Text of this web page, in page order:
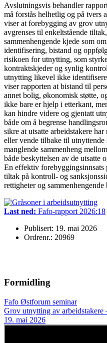
Avslutningsvis behandler
må forstås helhetlig og på tvers
viser at forebygging av grov
avgrenses til enkeltstående
sammenhengende kjede som
identifisering, bistand og
risikoen for utnytting, som
kontraktskjeder og synlig
utnytting likevel ikke
viser rapporten at bistand til
annet bolig, økonomisk støtte,
ikke bare er hjelp i etterkant,
kan hindre videre og gjentatt
både om å begrense
sikre at utsatte arbeidstakere
eller vende tilbake til utnyttende
manglende sammenheng
både beskyttelsen av de utsatte
En effektiv forebyggingsinnsats
tiltak på kontroll- og
rettigheter og sammenhengende
Last ned: Fafo-rapport 2026:18
Publisert: 19. mai 2026
Ordrenr.: 20969
Formidling
Fafo Østforum seminar
Grov utnytting av arbeidstakere
19. mai 2026